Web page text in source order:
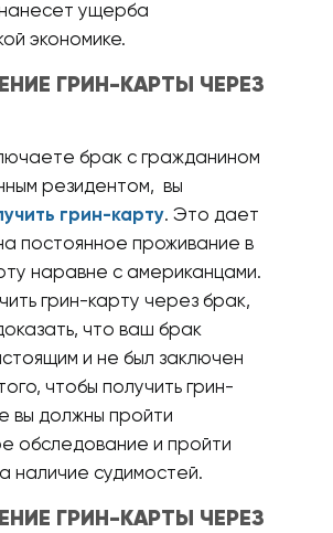
ущерба
экономике.
ГРИН-КАРТЫ ЧЕРЕЗ
брак с гражданином
резидентом, вы
грин-карту. Это дает
постоянное проживание в
наравне с американцами.
грин-карту через брак,
что ваш брак
и не был заключен
чтобы получить грин-
вы должны пройти
обследование и пройти
наличие судимостей.
ГРИН-КАРТЫ ЧЕРЕЗ